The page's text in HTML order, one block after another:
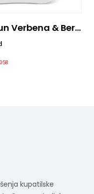
Tečni Sapun Verbena & Bergamot 5l
kupatilske